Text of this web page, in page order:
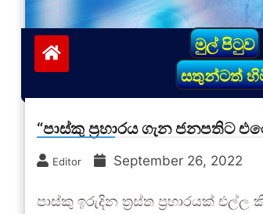
මුල් පිටුව
සතුන්ටත්
“පාස්කු ප්‍රහාරය ගැන ජනපතිට
Editor September 26, 2022
පාස්කු ඉරුදින ත්‍රස්ත ප්‍රහාරයක්